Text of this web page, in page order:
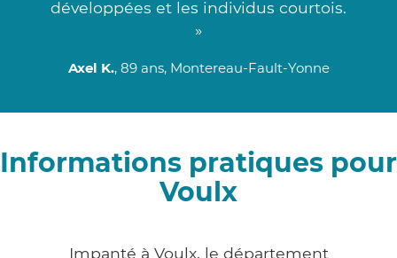
développées et les individus courtois.
»
Axel K., 89 ans, Montereau-Fault-Yonne
Informations pratiques pour
Voulx
Impanté à Voulx, le département